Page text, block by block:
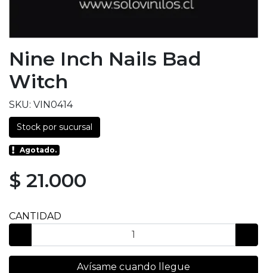
Nine Inch Nails Bad
Witch
SKU: VIN0414
Stock por sucursal
Agotado.
$ 21.000
CANTIDAD
Avísame cuando llegue